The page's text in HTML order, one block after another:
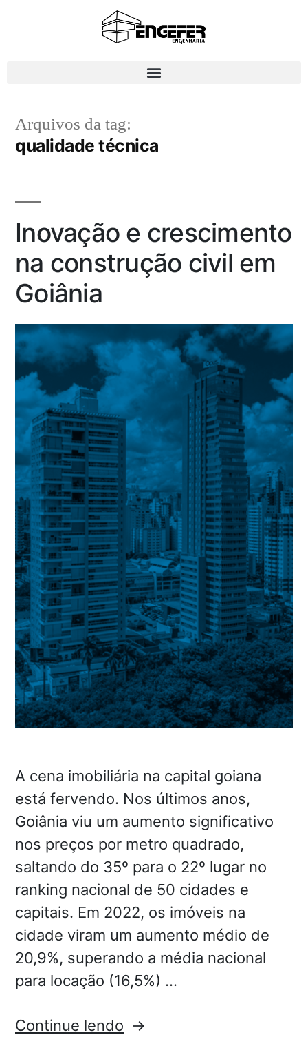
Arquivos da tag:
qualidade técnica
Inovação e crescimento
na construção civil em
Goiânia
A cena imobiliária na capital goiana
está fervendo. Nos últimos anos,
Goiânia viu um aumento significativo
nos preços por metro quadrado,
saltando do 35º para o 22º lugar no
ranking nacional de 50 cidades e
capitais. Em 2022, os imóveis na
cidade viram um aumento médio de
20,9%, superando a média nacional
para locação (16,5%) …
Continue lendo